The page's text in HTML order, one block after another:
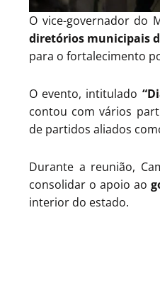
O vice-governador do
diretórios municipais
para o fortalecimento
O evento, intitulado
contou com vários
de partidos aliados
Durante a reunião,
consolidar o apoio ao
interior do estado.